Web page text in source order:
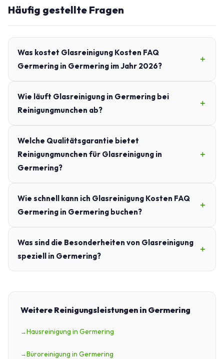
Häufig gestellte Fragen
Was kostet Glasreinigung Kosten FAQ
Germering in Germering im Jahr 2026?
Wie läuft Glasreinigung in Germering bei
Reinigungmunchen ab?
Welche Qualitätsgarantie bietet
Reinigungmunchen für Glasreinigung in
Germering?
Wie schnell kann ich Glasreinigung Kosten FAQ
Germering in Germering buchen?
Was sind die Besonderheiten von Glasreinigung
speziell in Germering?
Weitere Reinigungsleistungen in Germering
Hausreinigung in Germering
Büroreinigung in Germering